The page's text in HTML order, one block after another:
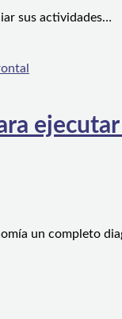
sus actividades…
un completo